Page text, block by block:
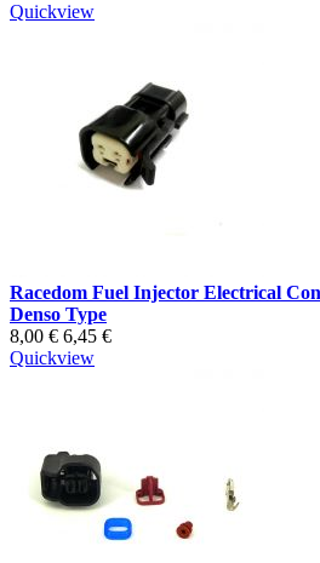
Quickview
Racedom Fuel Injector Electrical
Denso Type
8,00 € 6,45 €
Quickview